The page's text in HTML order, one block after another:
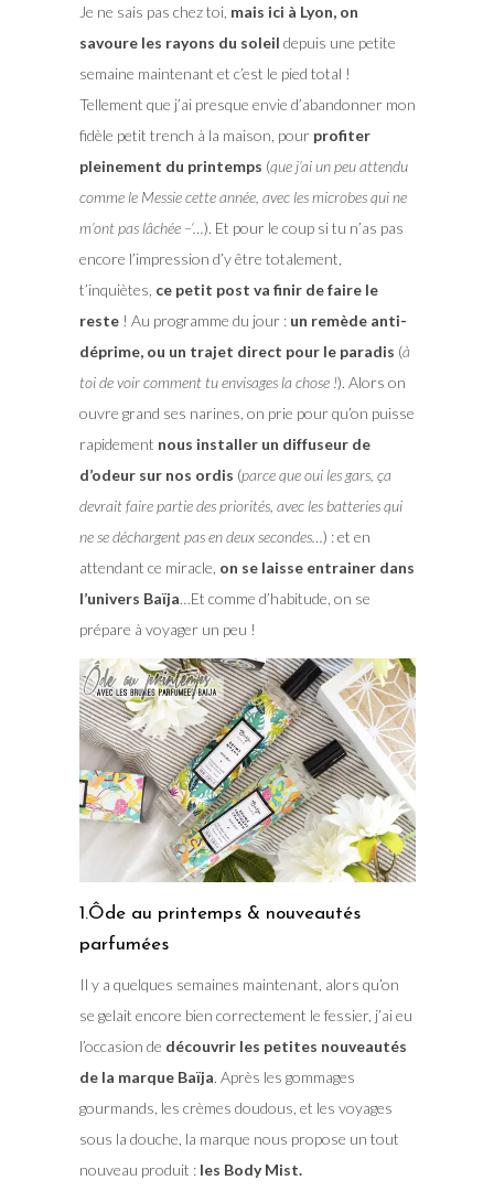
Je ne sais pas chez toi, mais ici à Lyon, on
savoure les rayons du soleil depuis une petite
semaine maintenant et c’est le pied total !
Tellement que j’ai presque envie d’abandonner mon
fidèle petit trench à la maison, pour profiter
pleinement du printemps (que j’ai un peu attendu
comme le Messie cette année, avec les microbes qui ne
m’ont pas lâchée –‘…). Et pour le coup si tu n’as pas
encore l’impression d’y être totalement,
t’inquiètes, ce petit post va finir de faire le
reste! Au programme du jour : un remède anti-
déprime, ou un trajet direct pour le paradis (à
toi de voir comment tu envisages la chose !). Alors on
ouvre grand ses narines, on prie pour qu’on puisse
rapidement nous installer un diffuseur de
d’odeur sur nos ordis (parce que oui les gars, ça
devrait faire partie des priorités, avec les batteries qui
ne se déchargent pas en deux secondes…) : et en
attendant ce miracle, on se laisse entrainer dans
l’univers Baïja…Et comme d’habitude, on se
prépare à voyager un peu !
1.Ôde au printemps & nouveautés
parfumées
Il y a quelques semaines maintenant, alors qu’on
se gelait encore bien correctement le fessier, j’ai eu
l’occasion de découvrir les petites nouveautés
de la marque Baïja. Après les gommages
gourmands, les crèmes doudous, et les voyages
sous la douche, la marque nous propose un tout
nouveau produit : les Body Mist.